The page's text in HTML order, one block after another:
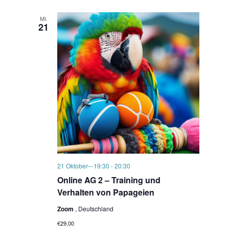
MI.
21
Online AG 2 – Training und
Verhalten von Papageien
21 Oktober---19:30 -20:30
Zoom , Deutschland
€29,00